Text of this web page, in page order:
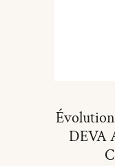
Évolution
DEVA